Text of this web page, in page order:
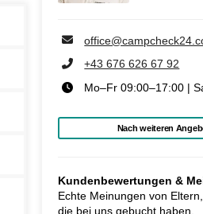
+43 676 626 67 92
Mo–Fr 09:00–17:00 |
Nach weiteren
Kundenbewertungen &
Echte Meinungen von
die bei uns gebucht haben.